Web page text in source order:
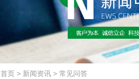
首页 > 新闻资讯 > 常见问答